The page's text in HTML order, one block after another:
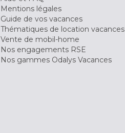
Mentions légales
Guide de vos vacances
Thématiques de location vacances
Vente de mobil-home
Nos engagements RSE
Nos gammes Odalys Vacances